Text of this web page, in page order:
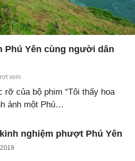
Phú Yên cùng người dân
xem
rỡ của bộ phim “Tôi thấy hoa
ảnh một Phú…
nghiệm phượt Phú Yên